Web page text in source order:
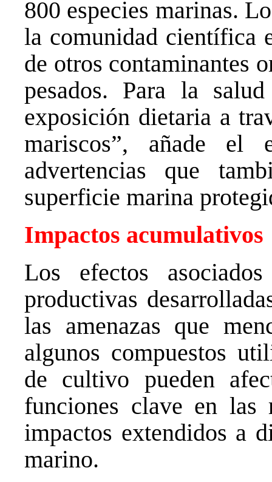
800 especies marinas.
la comunidad científica
de otros contaminantes
pesados. Para la
exposición dietaria a
mariscos”, añade el
advertencias que
superficie marina
Impactos acumulativos
Los efectos
productivas
las amenazas que
algunos compuestos
de cultivo pueden
funciones clave en las
impactos extendidos a
marino.